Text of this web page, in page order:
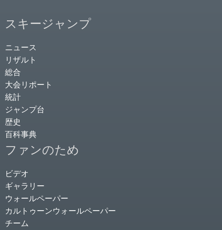
スキージャンプ
ニュース
リザルト
総合
大会リポート
統計
ジャンプ台
歴史
百科事典
ファンのため
ビデオ
ギャラリー
ウォールペーパー
カルトゥーンウォールペーパー
チーム